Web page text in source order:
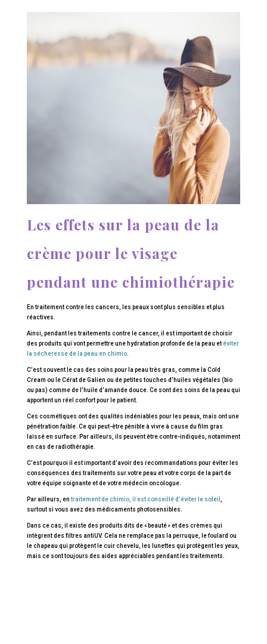
Les effets sur la peau de la
crème pour le visage
pendant une chimiothérapie
En traitement contre les cancers, les peaux sont plus sensibles et plus
réactives.
Ainsi, pendant les traitements contre le cancer, il est important de choisir
des produits qui vont permettre une hydratation profonde de la peau etéviter
la sécheresse de la peau en chimio.
C’est souvent le cas des soins pour la peau très gras, comme la Cold
Cream ou le Cérat de Galien ou de petites touches d’huiles végétales (bio
ou pas) comme de l’huile d’amande douce. Ce sont des soins de la peau qui
apportent un réel confort pour le patient.
Ces cosmétiques ont des qualités indéniables pour les peaux, mais ont une
pénétration faible. Ce qui peut-être pénible à vivre à cause du film gras
laissé en surface. Par ailleurs, ils peuvent être contre-indiqués, notamment
en cas de radiothérapie.
C’est pourquoi il est important d’avoir des recommandations pour éviter les
conséquences des traitements sur votre peau et votre corps de la part de
votre équipe soignante et de votre médecin oncologue.
Par ailleurs, en traitement de chimio, il est conseillé d’éviter le soleil
surtout si vous avez des médicaments photosensibles.
Dans ce cas, il existe des produits dits de « beauté » et des crèmes qui
intègrent des filtres antiUV. Cela ne remplace pas la perruque, le foulard ou
le chapeau qui protègent le cuir chevelu, les lunettes qui protègent les yeux,
mais ce sont toujours des aides appréciables pendant les traitements.